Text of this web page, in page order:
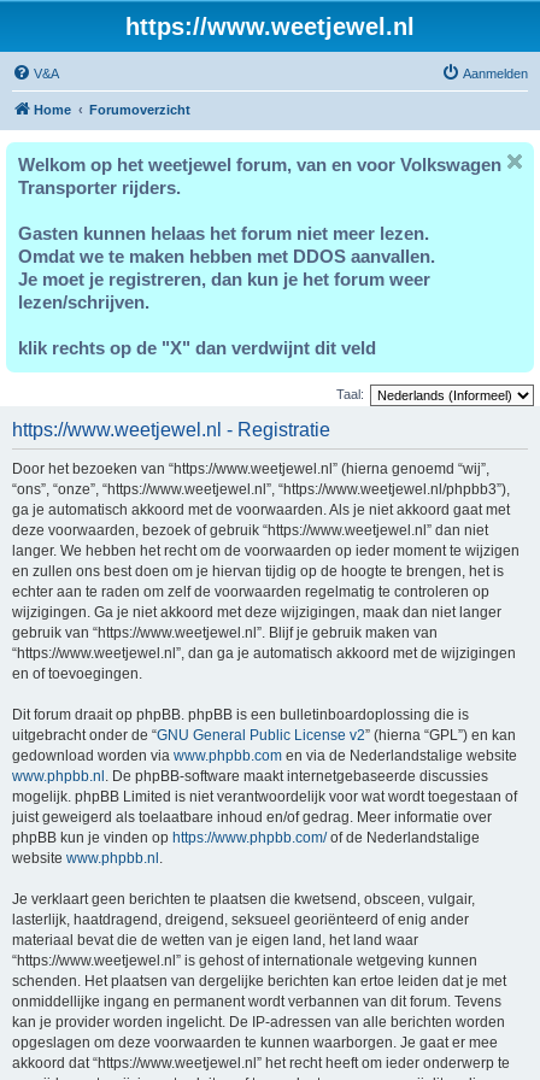
https://www.weetjewel.nl
V&A Aanmelden
Home Forumoverzicht
Welkom op het weetjewel forum, van en voor Volkswagen
Transporter rijders.
Gasten kunnen helaas het forum niet meer lezen.
Omdat we te maken hebben met DDOS aanvallen.
Je moet je registreren, dan kun je het forum weer
lezen/schrijven.
klik rechts op de "X" dan verdwijnt dit veld
Taal:
https://www.weetjewel.nl - Registratie
Door het bezoeken van “https://www.weetjewel.nl” (hierna genoemd “wij”,
“ons”, “onze”, “https://www.weetjewel.nl”, “https://www.weetjewel.nl/phpbb3”),
ga je automatisch akkoord met de voorwaarden. Als je niet akkoord gaat met
deze voorwaarden, bezoek of gebruik “https://www.weetjewel.nl” dan niet
langer. We hebben het recht om de voorwaarden op ieder moment te wijzigen
en zullen ons best doen om je hiervan tijdig op de hoogte te brengen, het is
echter aan te raden om zelf de voorwaarden regelmatig te controleren op
wijzigingen. Ga je niet akkoord met deze wijzigingen, maak dan niet langer
gebruik van “https://www.weetjewel.nl”. Blijf je gebruik maken van
“https://www.weetjewel.nl”, dan ga je automatisch akkoord met de wijzigingen
en of toevoegingen.
Dit forum draait op phpBB. phpBB is een bulletinboardoplossing die is
uitgebracht onder de “GNU General Public License v2” (hierna “GPL”) en kan
gedownload worden via www.phpbb.com en via de Nederlandstalige website
www.phpbb.nl . De phpBB-software maakt internetgebaseerde discussies
mogelijk. phpBB Limited is niet verantwoordelijk voor wat wordt toegestaan of
juist geweigerd als toelaatbare inhoud en/of gedrag. Meer informatie over
phpBB kun je vinden op https://www.phpbb.com/of de Nederlandstalige
website www.phpbb.nl .
Je verklaart geen berichten te plaatsen die kwetsend, obsceen, vulgair,
lasterlijk, haatdragend, dreigend, seksueel georiënteerd of enig ander
materiaal bevat die de wetten van je eigen land, het land waar
“https://www.weetjewel.nl” is gehost of internationale wetgeving kunnen
schenden. Het plaatsen van dergelijke berichten kan ertoe leiden dat je met
onmiddellijke ingang en permanent wordt verbannen van dit forum. Tevens
kan je provider worden ingelicht. De IP-adressen van alle berichten worden
opgeslagen om deze voorwaarden te kunnen waarborgen. Je gaat er mee
akkoord dat “https://www.weetjewel.nl” het recht heeft om ieder onderwerp te